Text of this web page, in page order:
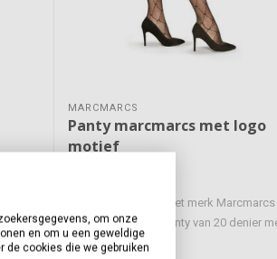
MARCMARCS
Panty marcmarcs met logo
motief
De Logo panty van het merk
een mooie dunne panty van 20 denier
€11,95
om onze
en om u een geweldige
de cookies die we gebruiken